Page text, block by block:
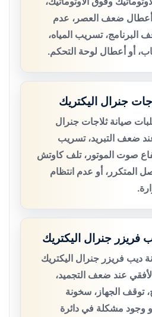
ضعف العصر، عدم
البرنامج، تسريب المياه،
أو أعطال لوحة التحكم.
جنرال اليكتريك
صيانة ثلاجات جنرال
ضعف التبريد، تسريب
صوت الموتور، تلف كاوتش
المتكرر، أو عدم انتظام
فريزر جنرال اليكتريك
ديب فريزر جنرال اليكتريك
عند ضعف التجميد،
توقف الجهاز، سخونة
وجود مشكلة في دائرة